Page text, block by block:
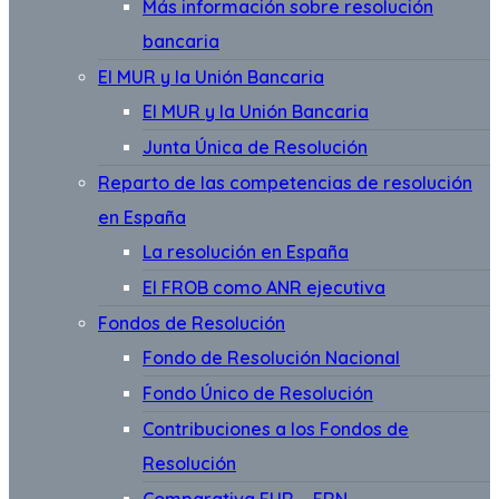
Más información sobre resolución
bancaria
El MUR y la Unión Bancaria
El MUR y la Unión Bancaria
Junta Única de Resolución
Reparto de las competencias de resolución
en España
La resolución en España
El FROB como ANR ejecutiva
Fondos de Resolución
Fondo de Resolución Nacional
Fondo Único de Resolución
Contribuciones a los Fondos de
Resolución